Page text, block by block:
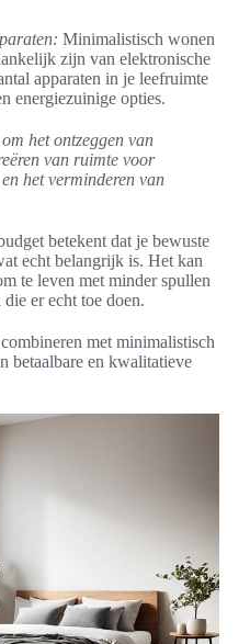
Minimalistisch wonen
zijn van elektronische
apparaten in je leefruimte
energiezuinige opties.
het ontzeggen van
van ruimte voor
het verminderen van
betekent dat je bewuste
echt belangrijk is. Het kan
te leven met minder spullen
er echt toe doen.
met minimalistisch
betaalbare en kwalitatieve